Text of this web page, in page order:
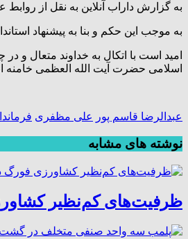
به گزارش داراب آنلاین به نقل از
به موجب این حکم و بنا به پیشنهاد
امید است با اتکال به خداوند متعال
اسلامی حضرت آیت الله العظمی خامنه
عبدالرضا قاسم پور علی مظفری
نوشته های مشابه
ظرفیت‌های کم‌نظیر